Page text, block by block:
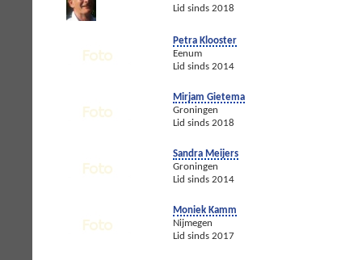
Lid sinds 2018
Petra Klooster
Eenum
Lid sinds 2014
Mirjam Gietema
Groningen
Lid sinds 2018
Sandra Meijers
Groningen
Lid sinds 2014
Moniek Kamm
Nijmegen
Lid sinds 2017